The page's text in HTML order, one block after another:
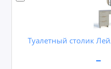
Туалетный столик